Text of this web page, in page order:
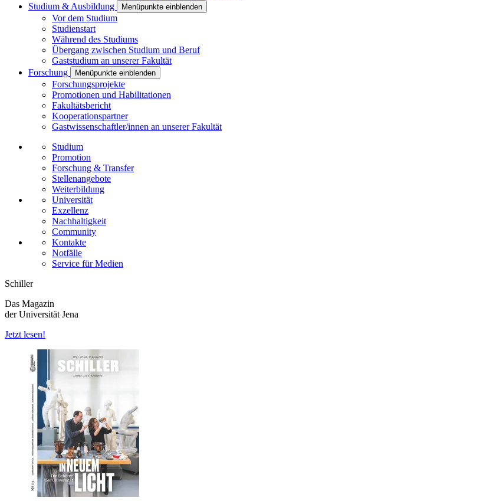
Studium & Ausbildung
Menüpunkte einblenden
Vor dem Studium
Studienstart
Während des Studiums
Übergang zwischen Studium und Beruf
Gaststudium an unserer Fakultät
Forschung
Menüpunkte einblenden
Forschungsprojekte
Promotionen und Habilitationen
Fakultätsbericht
Kooperationspartner
Gastwissenschaftler/innen an unserer Fakultät
Studium
Promotion
Forschung & Transfer
Stellenangebote
Weiterbildung
Universität
Exzellenz
Nachhaltigkeit
Community
Kontakte
Notfälle
Service für Medien
Schiller
Das Magazin
der Universität Jena
Jetzt lesen!